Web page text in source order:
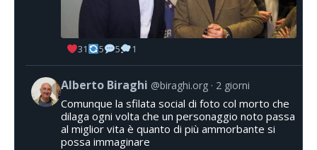
31 5 5 1
Alberto Biraghi @biraghi.org 2 giorni
Comunque la sfilata social di foto col morto che
dilaga ogni volta che un personaggio noto passa
al miglior vita è quanto di più ammorbante si
possa immaginare